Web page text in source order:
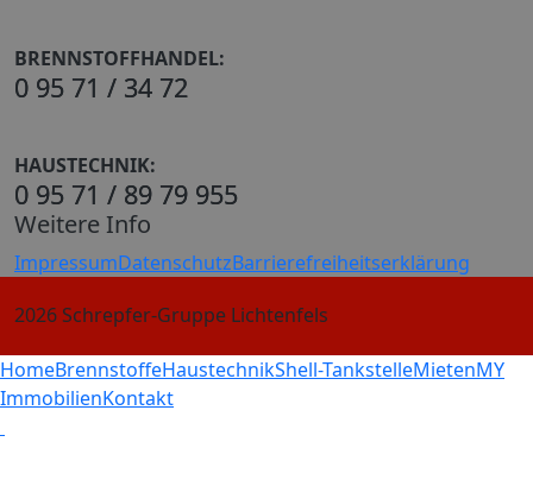
BRENNSTOFFHANDEL:
0 95 71 / 34 72
HAUSTECHNIK:
0 95 71 / 89 79 955
Weitere Info
ImpressumDatenschutzBarrierefreiheitserklärung
2026 Schrepfer-Gruppe Lichtenfels
HomeBrennstoffeHaustechnikShell-TankstelleMietenMY
ImmobilienKontakt